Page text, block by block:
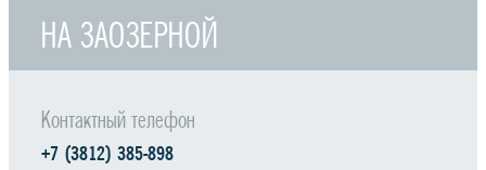
НА ЗАОЗЕРНОЙ
Контактный телефон
+7 (3812) 385-898